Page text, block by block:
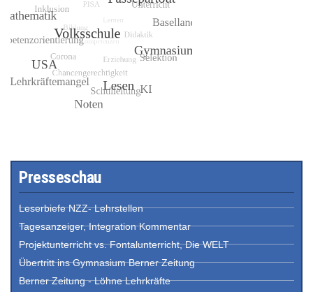
Presseschau
Leserbiefe NZZ- Lehrstellen
Tagesanzeiger, Integration Kommentar
Projektunterricht vs. Fontalunterricht, Die WELT
Übertritt ins Gymnasium Berner Zeitung
Berner Zeitung - Löhne Lehrkräfte